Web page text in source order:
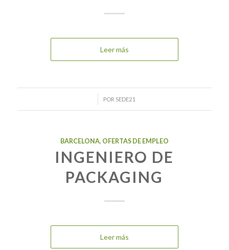
Leer más
POR SEDE21
BARCELONA, OFERTAS DE EMPLEO
INGENIERO DE
PACKAGING
Leer más